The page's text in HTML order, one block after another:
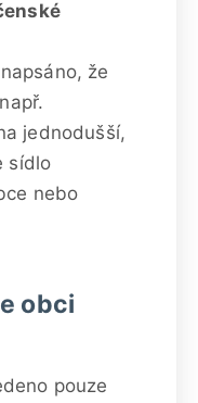
že
jednodušší,
sídlo
nebo
obci
pouze